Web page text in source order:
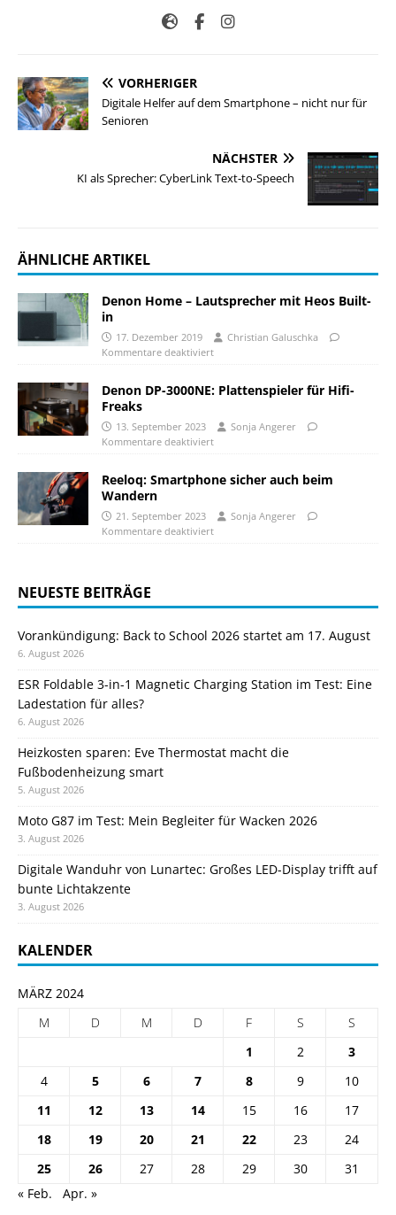
VORHERIGER
Digitale Helfer auf dem Smartphone – nicht nur für
Senioren
NÄCHSTER
KI als Sprecher: CyberLink Text-to-Speech
ÄHNLICHE ARTIKEL
Denon Home – Lautsprecher mit Heos Built-
in
17. Dezember 2019
Christian Galuschka
Kommentare deaktiviert
Denon DP-3000NE: Plattenspieler für Hifi-
Freaks
13. September 2023
Sonja Angerer
Kommentare deaktiviert
Reeloq: Smartphone sicher auch beim
Wandern
21. September 2023
Sonja Angerer
Kommentare deaktiviert
NEUESTE BEITRÄGE
Vorankündigung: Back to School 2026 startet am 17. August
6. August 2026
ESR Foldable 3-in-1 Magnetic Charging Station im Test: Eine
Ladestation für alles?
6. August 2026
Heizkosten sparen: Eve Thermostat macht die
Fußbodenheizung smart
5. August 2026
Moto G87 im Test: Mein Begleiter für Wacken 2026
3. August 2026
Digitale Wanduhr von Lunartec: Großes LED-Display trifft auf
bunte Lichtakzente
3. August 2026
KALENDER
MÄRZ 2024
M
D M D F S
S
1
2
3
4
5 6 7 8 9
10
11
12 13 14 15 16
17
18
19 20 21 22 23
24
25
26 27 28 29 30
31
« Feb.
Apr. »